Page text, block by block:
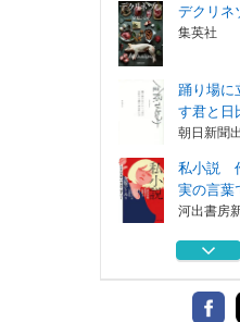
デクリネ
集英社
踊り場に
す君と日
朝日新聞
私小説
実の言葉
河出書房
マザーア